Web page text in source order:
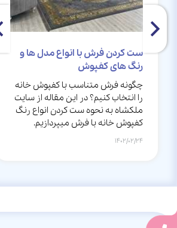
ست کردن فرش با انواع مدل ها و
رنگ های کفپوش
چگونه فرش متناسب با کفپوش خانه
را انتخاب کنیم؟ در این مقاله از سایت
ملکشاه به نحوه ست کردن انواع رنگ
کفپوش خانه با فرش میپردازیم.
1402/02/24